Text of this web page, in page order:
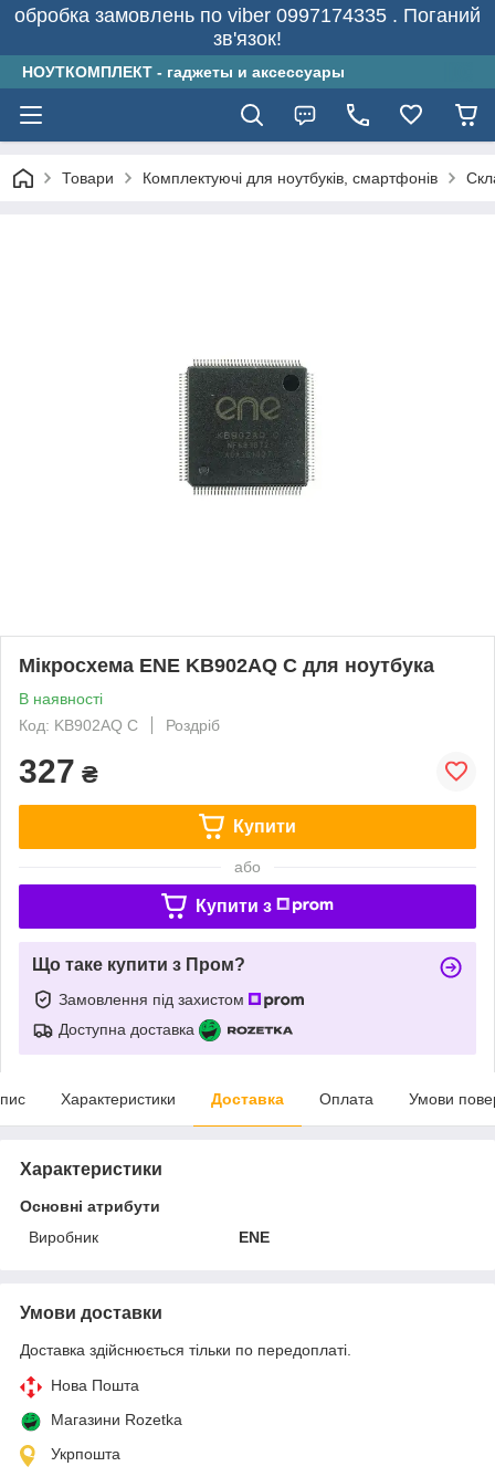
обробка замовлень по viber 0997174335 . Поганий
зв'язок!
НОУТКОМПЛЕКТ - гаджеты и аксессуары
Товари Комплектуючі для ноутбуків, смартфонів
Мікросхема ENE KB902AQ C для ноутбука
В наявності
Код: KB902AQ C
Роздріб
327 ₴
Купити
або
Купити з
Що таке купити з Пром?
Замовлення під захистом
Доступна доставка
Характеристики Доставка Оплата Умови
Характеристики
Основні атрибути
Виробник
ENE
Умови доставки
Доставка здійснюється тільки по передоплаті.
Нова Пошта
Магазини Rozetka
Укрпошта